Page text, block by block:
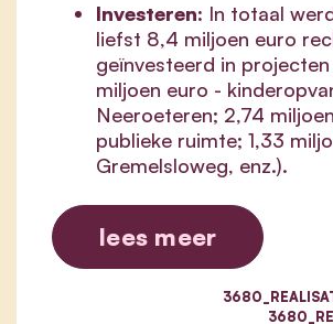
Investeren: In totaal
liefst 8,4 miljoen euro
geïnvesteerd in projecten
miljoen euro -
Neeroeteren; 2,74
publieke ruimte; 1,33
Gremelsloweg, enz.).
lees meer